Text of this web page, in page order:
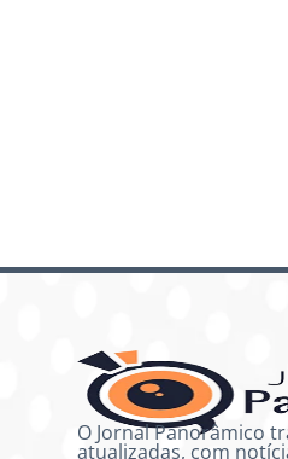
O Jornal Panorâmico
atualizadas, com